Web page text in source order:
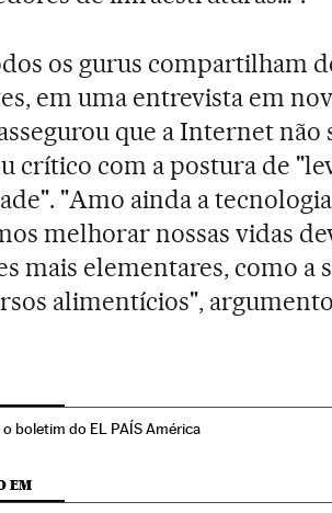
os gurus compartilham
em uma entrevista em
que a Internet não
crítico com a postura de
"Amo ainda a
melhorar nossas vidas
mais elementares, como a
alimentícios",
o boletim do EL PAÍS América
EM